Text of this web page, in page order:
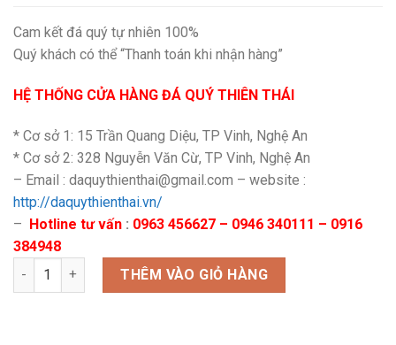
Cam kết đá quý tự nhiên 100%
Quý khách có thể “Thanh toán khi nhận hàng”
HỆ THỐNG CỬA HÀNG ĐÁ QUÝ THIÊN THÁI
* Cơ sở 1: 15 Trần Quang Diệu, TP Vinh, Nghệ An
* Cơ sở 2: 328 Nguyễn Văn Cừ, TP Vinh, Nghệ An
– Email : daquythienthai@gmail.com – website :
http://daquythienthai.vn/
– Hotline tư vấn : 0963 456627 – 0946 340111 – 0916
384948
Đá lông công số lượngTHÊM VÀO GIỎ HÀNG